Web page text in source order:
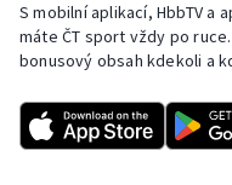
Short track
Sportovní střelba
Stolní tenis
S mobilní aplikací, HbbTV a
máte ČT sport vždy po
bonusový obsah kdekoli a